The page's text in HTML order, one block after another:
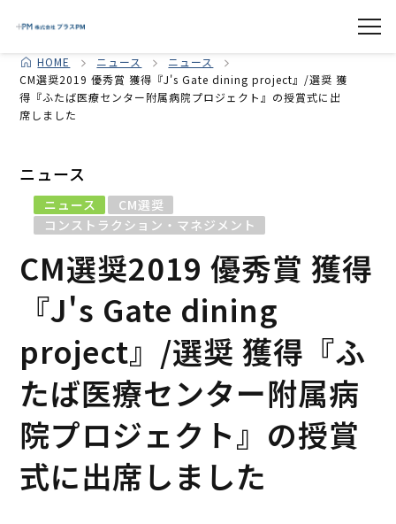
HOME ニュース
ニュース
CM選奨2019 優秀賞 獲得『J's Gate dining project』/選奨 獲
得『ふたば医療センター附属病院プロジェクト』の授賞式に出
席しました
ニュース
ニュース
CM選奨
コンストラクション・マネジメント
CM選奨2019 優秀賞 獲得
『J's Gate dining
project』/選奨 獲得『ふ
たば医療センター附属病
院プロジェクト』の授賞
式に出席しました